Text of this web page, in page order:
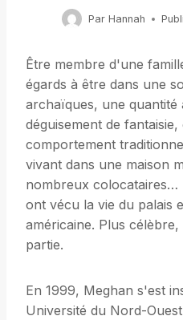
Par Hannah
Être membre d'une
égards à être dans une
archaïques, une quantité
déguisement de fantaisie,
comportement
vivant dans une maison
nombreux colocataires…
ont vécu la vie du palais
américaine. Plus
partie.
En 1999, Meghan s'est
Université du Nord-